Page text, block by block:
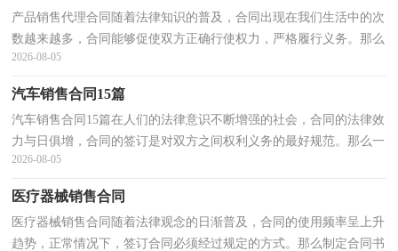
产品销售代理合同随着法律知识的普及，合同出现在我们生活中的次
数越来越多，合同能够促使双方正确行使权力，严格履行义务。那么
大家知道合法的合同书怎么写吗？以下是小编精心整理...
2026-08-05
汽车销售合同15篇
汽车销售合同15篇在人们的法律意识不断增强的社会，合同的法律效
力与日俱增，合同的签订是对双方之间权利义务的最好规范。那么一
份详细的合同要怎么写呢？以下是小编帮大家整理的...
2026-08-05
医疗器械销售合同
医疗器械销售合同随着法律观念的日渐普及，合同的使用频率呈上升
趋势，正常情况下，签订合同必须经过规定的方式。那么制定合同书